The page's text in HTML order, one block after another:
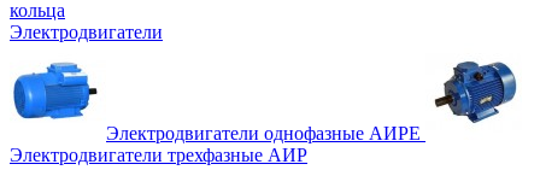
кольца
Электродвигатели
Электродвигатели однофазные АИРЕ
Электродвигатели трехфазные АИР